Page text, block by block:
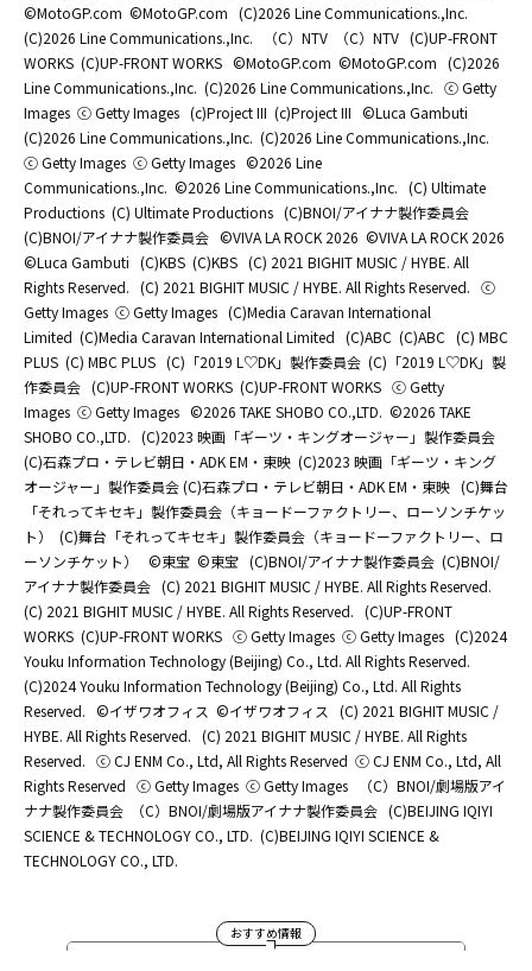
©MotoGP.com ©MotoGP.com (C)2026 Line Communications.,Inc.
(C)2026 Line Communications.,Inc.
（C）NTV （C）NTV (C)UP-FRONT
WORKS (C)UP-FRONT WORKS ©MotoGP.com ©MotoGP.com (C)2026
Line Communications.,Inc. (C)2026 Line Communications.,Inc. ⓒ Getty
Images ⓒ Getty Images (c)Project III (c)Project III ©Luca Gambuti
(C)2026 Line Communications.,Inc. (C)2026 Line Communications.,Inc.
ⓒ Getty Images ⓒ Getty Images ©2026 Line
Communications.,Inc. ©2026 Line Communications.,Inc. (C) Ultimate
Productions (C) Ultimate Productions (C)BNOI/アイナナ製作委員会
(C)BNOI/アイナナ製作委員会 ©️VIVA LA ROCK 2026 ©️VIVA LA ROCK 2026
©Luca Gambuti (C)KBS (C)KBS (C) 2021 BIGHIT MUSIC / HYBE. All
Rights Reserved. (C) 2021 BIGHIT MUSIC / HYBE. All Rights Reserved. ⓒ
Getty Images ⓒ Getty Images (C)Media Caravan International
Limited (C)Media Caravan International Limited (C)ABC (C)ABC (C) MBC
PLUS (C) MBC PLUS (C)「2019 L♡DK」製作委員会 (C)「2019 L♡DK」製
作委員会 (C)UP-FRONT WORKS (C)UP-FRONT WORKS ⓒ Getty
Images ⓒ Getty Images ©2026 TAKE SHOBO CO.,LTD. ©2026 TAKE
SHOBO CO.,LTD. (C)2023 映画「ギーツ・キングオージャー」製作委員会
(C)石森プロ・テレビ朝日・ADK EM・東映 (C)2023 映画「ギーツ・キング
オージャー」製作委員会 (C)石森プロ・テレビ朝日・ADK EM・東映 (C)舞台
「それってキセキ」製作委員会（キョードーファクトリー、ローソンチケッ
ト）
(C)舞台「それってキセキ」製作委員会（キョードーファクトリー、ロ
ーソンチケット）
©東宝 ©東宝 (C)BNOI/アイナナ製作委員会 (C)BNOI/
アイナナ製作委員会 (C) 2021 BIGHIT MUSIC / HYBE. All Rights Reserved.
(C) 2021 BIGHIT MUSIC / HYBE. All Rights Reserved. (C)UP-FRONT
WORKS (C)UP-FRONT WORKS ⓒ Getty Images ⓒ Getty Images (C)2024
Youku Information Technology (Beijing) Co., Ltd. All Rights Reserved.
(C)2024 Youku Information Technology (Beijing) Co., Ltd. All Rights
Reserved. ©イザワオフィス ©イザワオフィス
(C) 2021 BIGHIT MUSIC /
HYBE. All Rights Reserved. (C) 2021 BIGHIT MUSIC / HYBE. All Rights
Reserved. ⓒ CJ ENM Co., Ltd, All Rights Reserved ⓒ CJ ENM Co., Ltd, All
Rights Reserved ⓒ Getty Images ⓒ Getty Images
（C）BNOI/劇場版アイ
ナナ製作委員会
（C）BNOI/劇場版アイナナ製作委員会 (C)BEIJING IQIYI
SCIENCE & TECHNOLOGY CO., LTD. (C)BEIJING IQIYI SCIENCE &
TECHNOLOGY CO., LTD.
おすすめ情報